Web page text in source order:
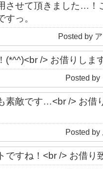
させて頂きました…！
っ。
Posted by
(*^^)<br /> お借りしま
Posted by
素敵です…<br /> お借
Posted by
ですね！<br /> お借り